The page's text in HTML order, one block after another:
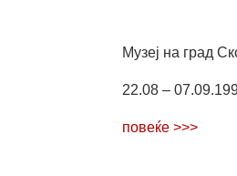
Музеј на град
22.08 –
повеќе >>>